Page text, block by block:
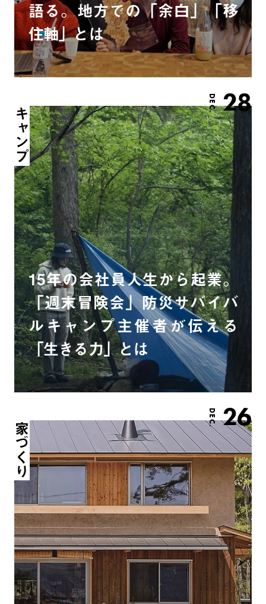
語る。地方での「余白」「移
住軸」とは
DEC. 28
キャンプ
15年の会社員人生から起業。
「週末冒険会」防災サバイバ
ルキャンプ主催者が伝える
「生きる力」とは
DEC. 26
家づくり